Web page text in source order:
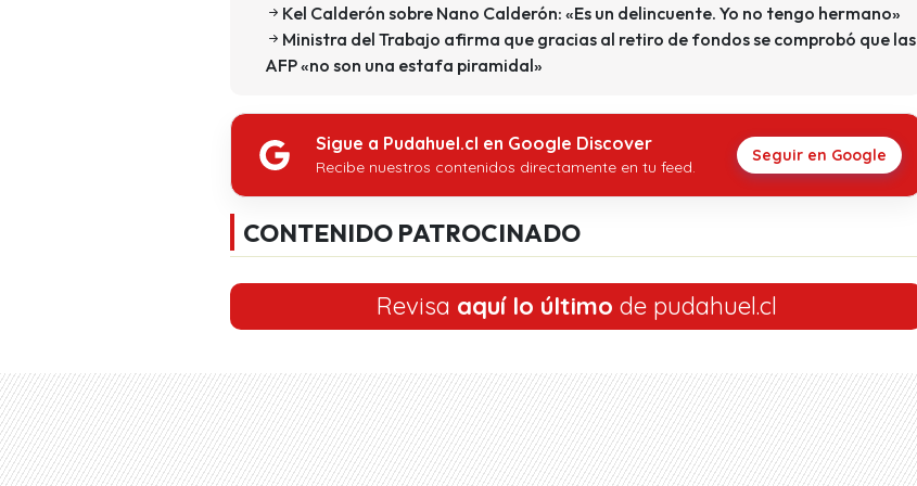
Kel Calderón sobre Nano Calderón: «Es un delincuente. Yo no tengo hermano»
Ministra del Trabajo afirma que gracias al retiro de fondos se comprobó que las
AFP «no son una estafa piramidal»
Sigue a Pudahuel.cl en Google Discover
Recibe nuestros contenidos directamente en tu feed.
Seguir en Google
CONTENIDO PATROCINADO
Revisa aquí lo último de pudahuel.cl